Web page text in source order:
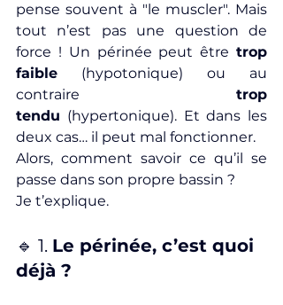
pense souvent à "le muscler". Mais
tout n’est pas une question de
force ! Un périnée peut être trop
faible (hypotonique) ou au
contraire trop
tendu (hypertonique). Et dans les
deux cas… il peut mal fonctionner.
Alors, comment savoir ce qu’il se
passe dans son propre bassin ?
Je t’explique.
🔹 1. Le périnée, c’est quoi
déjà ?